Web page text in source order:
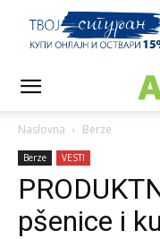
Naslovna Berze
Berze VESTI
pšenice i